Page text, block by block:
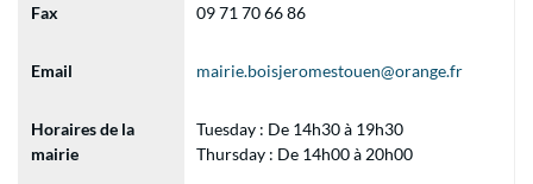
Fax 09 71 70 66 86
Email mairie.boisjeromestouen@orange.fr
Horaires de la
mairie
Tuesday : De 14h30 à 19h30
Thursday : De 14h00 à 20h00